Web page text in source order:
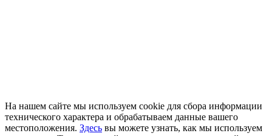
На нашем сайте мы используем cookie для сбора информации
технического характера и обрабатываем данные вашего
местоположения. Здесь вы можете узнать, как мы используем